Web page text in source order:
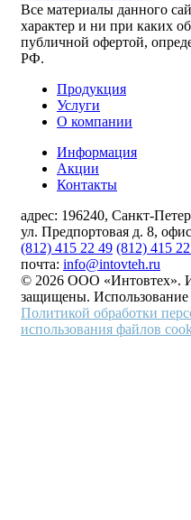
Все материалы данного
характер и ни при каких
публичной офертой,
РФ.
Продукция
Услуги
О компании
Информация
Акции
Контакты
адрес: 196240, Санкт-
ул. Предпортовая д. 8,
(812) 415 22 49 (812) 415
почта: info@intovteh.ru
© 2026 ООО «Интовтех».
защищены. Использование
Политикой обработки
использования файлов